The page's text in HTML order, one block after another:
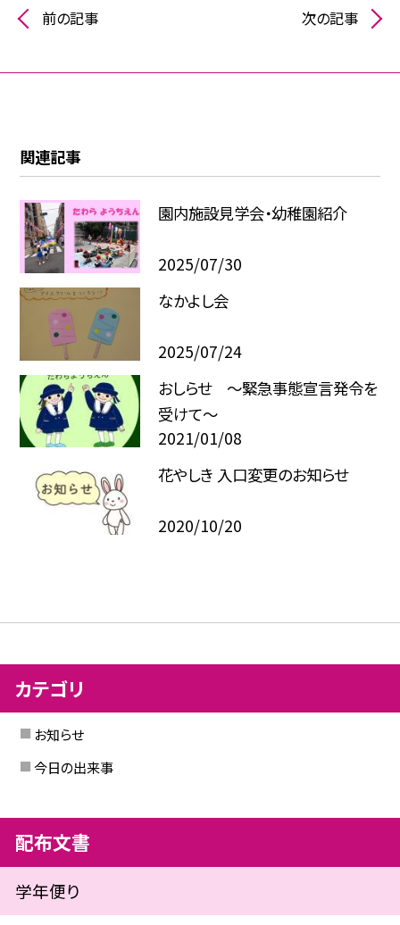
前の記事 次の記事
関連記事
園内施設見学会・幼稚園紹介
2025/07/30
なかよし会
2025/07/24
おしらせ 〜緊急事態宣言発令を
受けて〜
2021/01/08
花やしき 入口変更のお知らせ
2020/10/20
カテゴリ
お知らせ
今日の出来事
配布文書
学年便り